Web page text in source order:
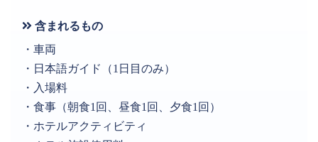
含まれるもの
・車両
・日本語ガイド（1日目のみ）
・入場料
・食事（朝食1回、昼食1回、夕食1回）
・ホテルアクティビティ